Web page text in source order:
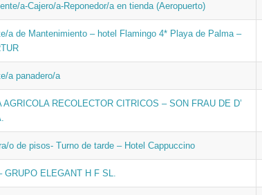
a-Cajero/a-Reponedor/a en tienda (Aeropuerto)
a de Mantenimiento – hotel Flamingo 4* Playa de Palma –
a panadero/a
AGRICOLA RECOLECTOR CITRICOS – SON FRAU DE D’
o de pisos- Turno de tarde – Hotel Cappuccino
GRUPO ELEGANT H F SL.